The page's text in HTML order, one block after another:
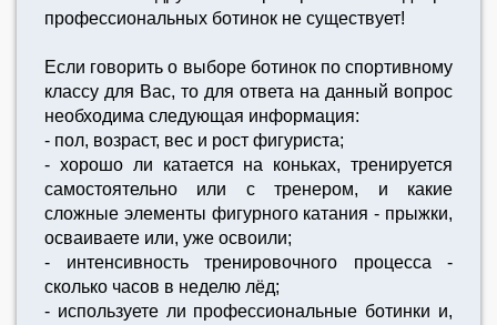
профессиональных ботинок не существует!
Если говорить о выборе ботинок по спортивному
классу для Вас, то для ответа на данный вопрос
необходима следующая информация:
- пол, возраст, вес и рост фигуриста;
- хорошо ли катается на коньках, тренируется
самостоятельно или с тренером, и какие
сложные элементы фигурного катания - прыжки,
осваиваете или, уже освоили;
- интенсивность тренировочного процесса -
сколько часов в неделю лёд;
- используете ли профессиональные ботинки и,